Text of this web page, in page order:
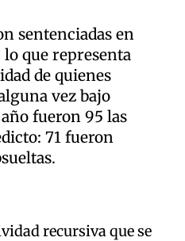
sentenciadas en
lo que representa
de quienes
vez bajo
fueron 95 las
71 fueron
recursiva que se